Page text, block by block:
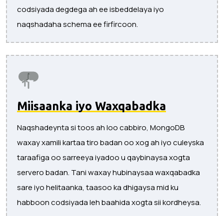
codsiyada degdega ah ee isbeddelaya iyo
naqshadaha schema ee firfircoon.
Miisaanka iyo Waxqabadka
Naqshadeynta si toos ah loo cabbiro, MongoDB
waxay xamili kartaa tiro badan oo xog ah iyo culeyska
taraafiga oo sarreeya iyadoo u qaybinaysa xogta
servero badan. Tani waxay hubinaysaa waxqabadka
sare iyo helitaanka, taasoo ka dhigaysa mid ku
habboon codsiyada leh baahida xogta sii kordheysa.